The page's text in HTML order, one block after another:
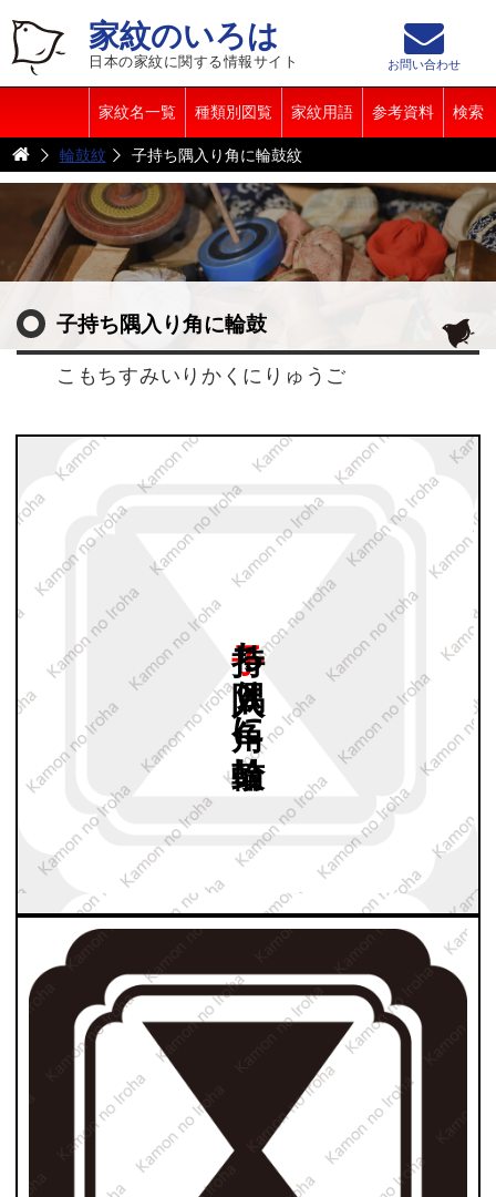
家紋のいろは
日本の家紋に関する情報サイト
家紋名一覧 種類別図覧 家紋用語 参考資料 検索
お問い合わせ
輪鼓紋 子持ち隅入り角に輪鼓紋
子持ち隅入り角に輪鼓
こもちすみいりかくにりゅうご
輪鼓